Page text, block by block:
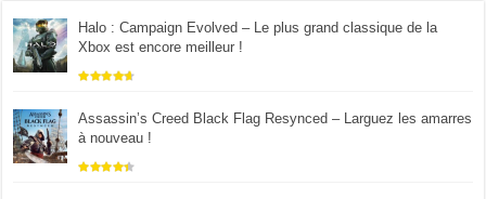
Halo : Campaign Evolved – Le plus grand classique de la
Xbox est encore meilleur !
Assassin’s Creed Black Flag Resynced – Larguez les amarres
à nouveau !